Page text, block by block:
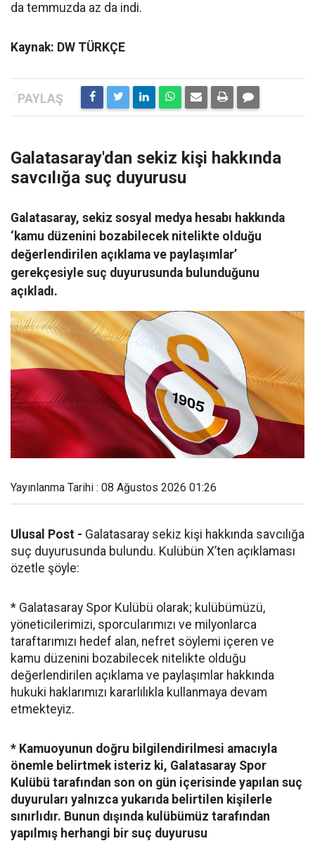
da temmuzda az da indi.
Kaynak: DW TÜRKÇE
Galatasaray'dan sekiz kişi hakkında
savcılığa suç duyurusu
Galatasaray, sekiz sosyal medya hesabı hakkında
‘kamu düzenini bozabilecek nitelikte olduğu
değerlendirilen açıklama ve paylaşımlar’
gerekçesiyle suç duyurusunda bulunduğunu
açıkladı.
Yayınlanma Tarihi : 08 Ağustos 2026 01:26
Ulusal Post - Galatasaray sekiz kişi hakkında savcılığa
suç duyurusunda bulundu. Kulübün X’ten açıklaması
özetle şöyle:
* Galatasaray Spor Kulübü olarak; kulübümüzü,
yöneticilerimizi, sporcularımızı ve milyonlarca
taraftarımızı hedef alan, nefret söylemi içeren ve
kamu düzenini bozabilecek nitelikte olduğu
değerlendirilen açıklama ve paylaşımlar hakkında
hukuki haklarımızı kararlılıkla kullanmaya devam
etmekteyiz.
* Kamuoyunun doğru bilgilendirilmesi amacıyla
önemle belirtmek isteriz ki, Galatasaray Spor
Kulübü tarafından son on gün içerisinde yapılan suç
duyuruları yalnızca yukarıda belirtilen kişilerle
sınırlıdır. Bunun dışında kulübümüz tarafından
yapılmış herhangi bir suç duyurusu